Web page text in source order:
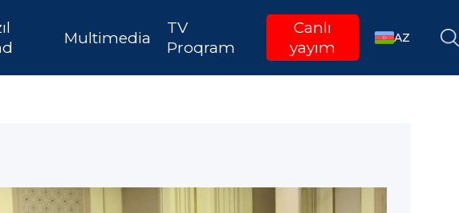
Multimedia
TV
Proqram
Canlı
yayım
AZ